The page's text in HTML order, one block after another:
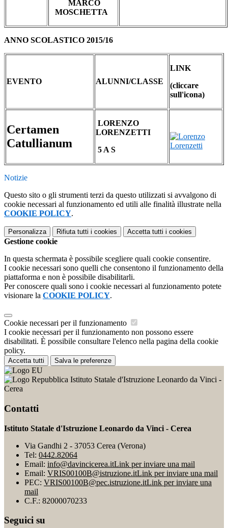
MARCO
MOSCHETTA
ANNO SCOLASTICO 2015/16
EVENTO ALUNNI/CLASSE
LINK
(cliccare
sull'icona)
Certamen
Catullianum
LORENZO
LORENZETTI
5 A S
Notizie
Questo sito o gli strumenti terzi da questo utilizzati si avvalgono di
cookie necessari al funzionamento ed utili alle finalità illustrate nella
COOKIE POLICY.
Personalizza Rifiuta tutti i cookies Accetta tutti i cookies
Gestione cookie
In questa schermata è possibile scegliere quali cookie consentire.
I cookie necessari sono quelli che consentono il funzionamento della
piattaforma e non è possibile disabilitarli.
Per conoscere quali sono i cookie necessari al funzionamento potete
visionare la COOKIE POLICY.
Cookie necessari per il funzionamento
I cookie necessari per il funzionamento non possono essere
disabilitati. È possibile consultare l'elenco nella pagina della cookie
policy.
Accetta tutti Salva le preferenze
Istituto Statale d'Istruzione Leonardo da Vinci -
Cerea
Contatti
Istituto Statale d'Istruzione Leonardo da Vinci - Cerea
Via Gandhi 2 - 37053 Cerea (Verona)
Tel: 0442.82064
Email: info@davincicerea.itLink per inviare una mail
Email: VRIS00100B@istruzione.itLink per inviare una mail
PEC: VRIS00100B@pec.istruzione.itLink per inviare una
mail
C.F.: 82000070233
Seguici su